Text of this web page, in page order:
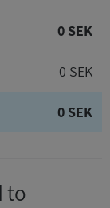
0 SEK
0 SEK
0 SEK
to